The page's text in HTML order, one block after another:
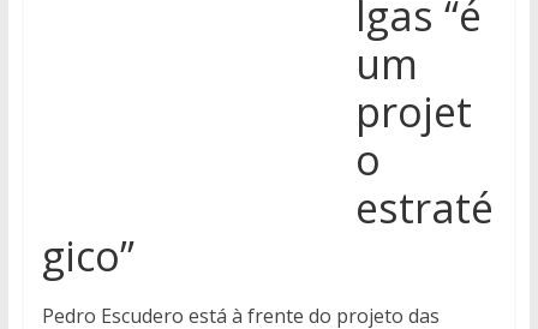
lgas “é
um
projet
o
estraté
gico”
Pedro Escudero está à frente do projeto das